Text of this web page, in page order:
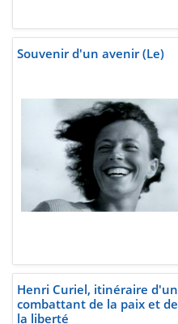
Souvenir d'un avenir (Le)
Henri Curiel, itinéraire d'un
combattant de la paix et de
la liberté